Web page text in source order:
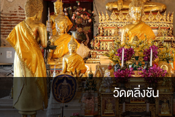
วัดตลิ่งชัน